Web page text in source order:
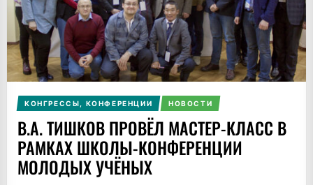
КОНГРЕССЫ, КОНФЕРЕНЦИИ НОВОСТИ
В.А. ТИШКОВ ПРОВЁЛ МАСТЕР-КЛАСС В
РАМКАХ ШКОЛЫ-КОНФЕРЕНЦИИ
МОЛОДЫХ УЧЁНЫХ